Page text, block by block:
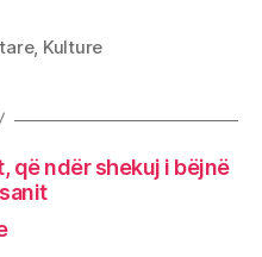
, Kulture
që ndër shekuj i bëjnë